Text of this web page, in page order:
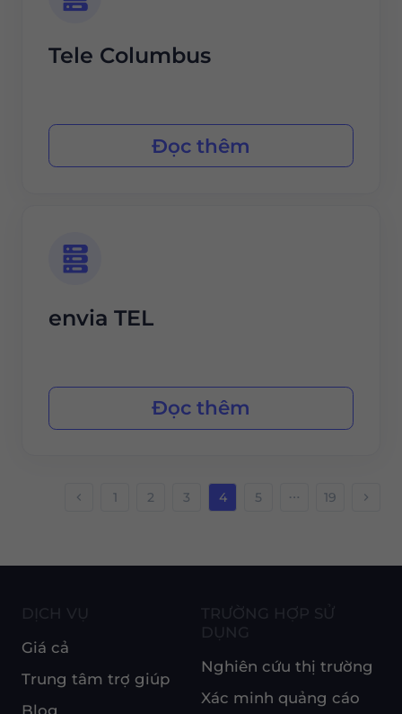
Tele Columbus
Đọc thêm
envia TEL
Đọc thêm
1 2 3 4 5 19
DỊCH VỤ
Giá cả
Trung tâm trợ giúp
TRƯỜNG HỢP SỬ
DỤNG
Nghiên cứu thị trường
Xác minh quảng cáo